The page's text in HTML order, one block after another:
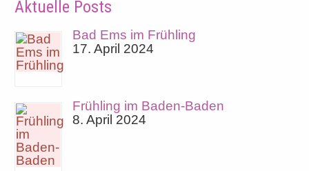
Aktuelle Posts
Bad Ems im Frühling
17. April 2024
Frühling im Baden-Baden
8. April 2024